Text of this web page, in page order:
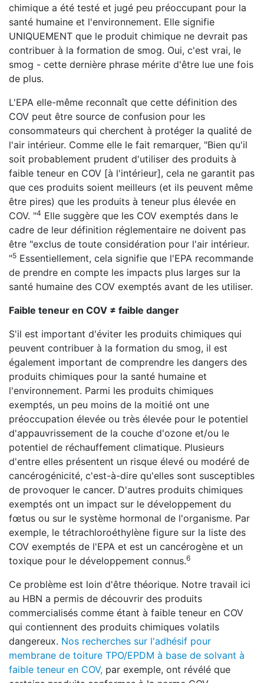
chimique a été testé et jugé peu préoccupant pour la
santé humaine et l'environnement. Elle signifie
UNIQUEMENT que le produit chimique ne devrait pas
contribuer à la formation de smog. Oui, c'est vrai, le
smog - cette dernière phrase mérite d'être lue une fois
de plus.
L'EPA elle-même reconnaît que cette définition des
COV peut être source de confusion pour les
consommateurs qui cherchent à protéger la qualité de
l'air intérieur. Comme elle le fait remarquer, "Bien qu'il
soit probablement prudent d'utiliser des produits à
faible teneur en COV [à l'intérieur], cela ne garantit pas
que ces produits soient meilleurs (et ils peuvent même
être pires) que les produits à teneur plus élevée en
COV. "4 Elle suggère que les COV exemptés dans le
cadre de leur définition réglementaire ne doivent pas
être "exclus de toute considération pour l'air intérieur.
"5 Essentiellement, cela signifie que l'EPA recommande
de prendre en compte les impacts plus larges sur la
santé humaine des COV exemptés avant de les utiliser.
Faible teneur en COV ≠ faible danger
S'il est important d'éviter les produits chimiques qui
peuvent contribuer à la formation du smog, il est
également important de comprendre les dangers des
produits chimiques pour la santé humaine et
l'environnement. Parmi les produits chimiques
exemptés, un peu moins de la moitié ont une
préoccupation élevée ou très élevée pour le potentiel
d'appauvrissement de la couche d'ozone et/ou le
potentiel de réchauffement climatique. Plusieurs
d'entre elles présentent un risque élevé ou modéré de
cancérogénicité, c'est-à-dire qu'elles sont susceptibles
de provoquer le cancer. D'autres produits chimiques
exemptés ont un impact sur le développement du
fœtus ou sur le système hormonal de l'organisme. Par
exemple, le tétrachloroéthylène figure sur la liste des
COV exemptés de l'EPA et est un cancérogène et un
toxique pour le développement connus.6
Ce problème est loin d'être théorique. Notre travail ici
au HBN a permis de découvrir des produits
commercialisés comme étant à faible teneur en COV
qui contiennent des produits chimiques volatils
dangereux. Nos recherches sur l'adhésif pour
membrane de toiture TPO/EPDM à base de solvant à
faible teneur en COV, par exemple, ont révélé que